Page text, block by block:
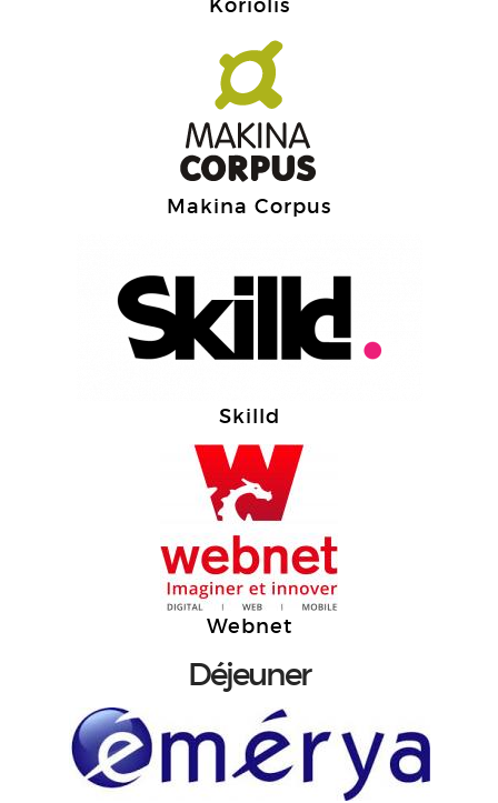
Koriolis
Makina Corpus
Skilld
Webnet
Déjeuner